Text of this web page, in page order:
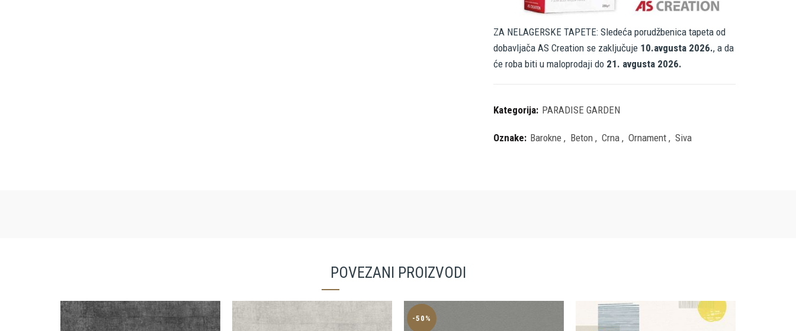
ZA NELAGERSKE TAPETE: Sledeća porudžbenica tapeta od
dobavljača AS Creation se zaključuje 10.avgusta 2026., a da
će roba biti u maloprodaji do 21. avgusta 2026.
Kategorija: PARADISE GARDEN
Oznake: Barokne , Beton , Crna , Ornament , Siva
POVEZANI PROIZVODI
-50%